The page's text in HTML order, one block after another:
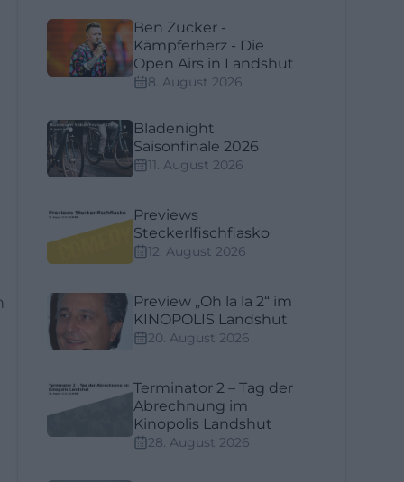
Ben Zucker -
Kämpferherz - Die
Open Airs in Landshut
8. August 2026
Bladenight
Saisonfinale 2026
11. August 2026
Previews
Steckerlfischfiasko
12. August 2026
Preview „Oh la la 2“ im
KINOPOLIS Landshut
20. August 2026
Terminator 2 – Tag der
Abrechnung im
Kinopolis Landshut
28. August 2026